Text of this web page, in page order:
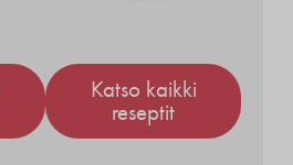
Katso kaikki
reseptit